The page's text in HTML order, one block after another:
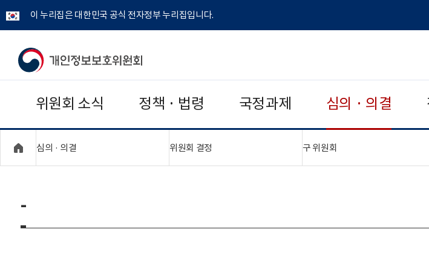
이 누리집은 대한민국 공식 전자정부 누리집입니다.
개
보
보
위
위원회 소식 정책 · 법령 국정과제 심의 · 의결
심의 · 의결 위원회 결정 구 위원회
-